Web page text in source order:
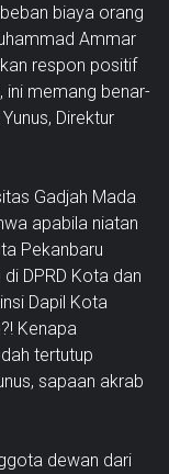
biaya orang
Ammar
respon positif
ini memang benar-
Direktur
Gadjah Mada
apabila niatan
Pekanbaru
DPRD Kota dan
Dapil Kota
Kenapa
tertutup
sapaan akrab
dewan dari